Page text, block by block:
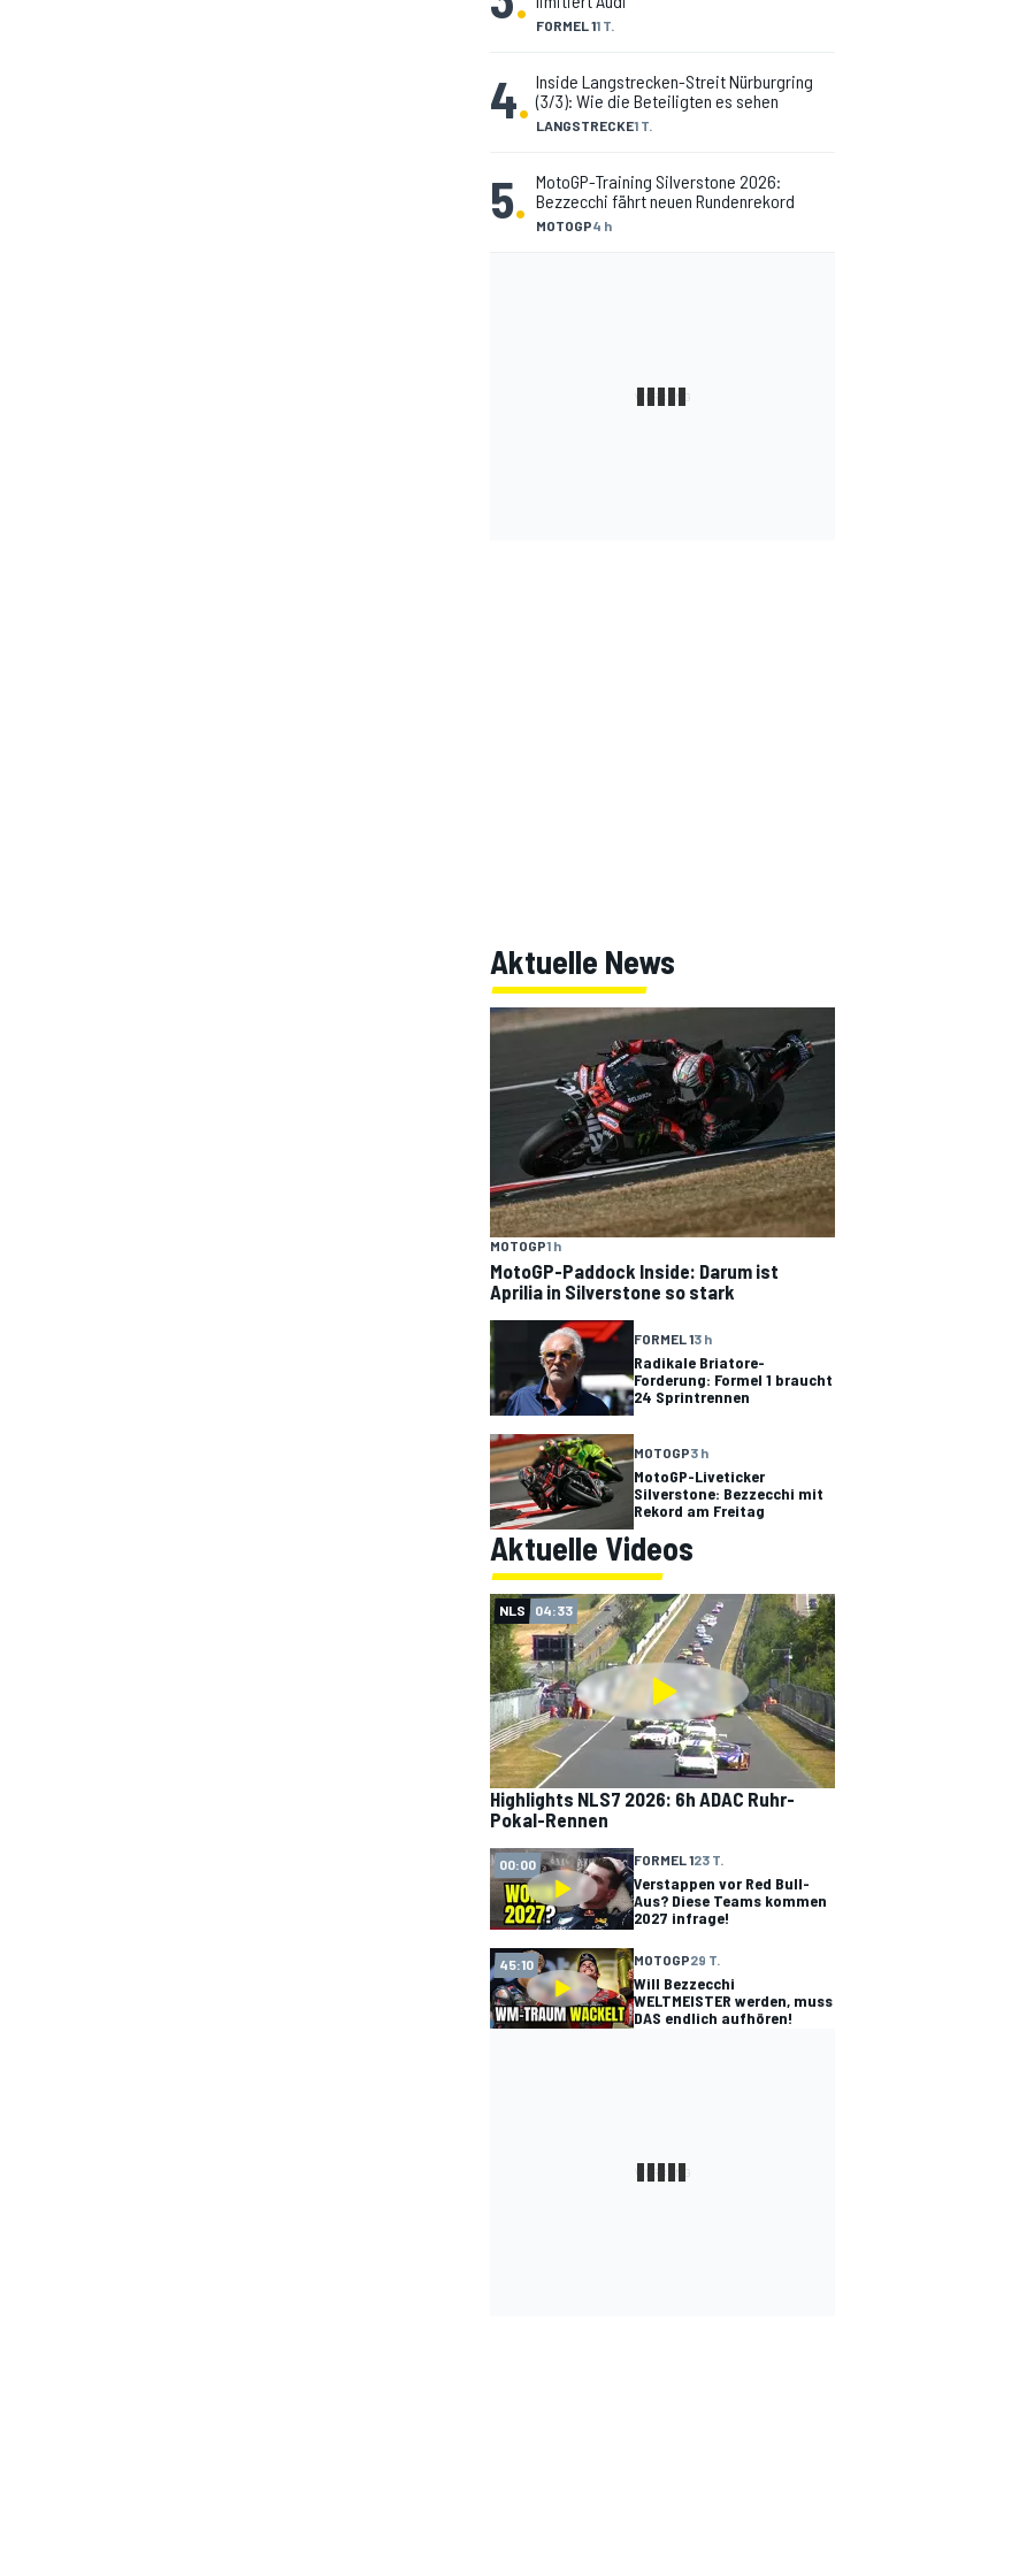
FORMEL 11 T.
4. LANGSTRECKE1 T.
Inside Langstrecken-Streit Nürburgring
(3/3): Wie die Beteiligten es sehen
5. MOTOGP4 h
MotoGP-Training Silverstone 2026:
Bezzecchi fährt neuen Rundenrekord
Aktuelle News
MOTOGP1 h
MotoGP-Paddock Inside: Darum ist
Aprilia in Silverstone so stark
FORMEL 13 h
Radikale Briatore-
Forderung: Formel 1 braucht
24 Sprintrennen
MOTOGP3 h
MotoGP-Liveticker
Silverstone: Bezzecchi mit
Rekord am Freitag
Aktuelle Videos
NLS 04:33
Highlights NLS7 2026: 6h ADAC Ruhr-
Pokal-Rennen
00:00 FORMEL 123 T.
Verstappen vor Red Bull-
Aus? Diese Teams kommen
2027 infrage!
45:10 MOTOGP29 T.
Will Bezzecchi
WELTMEISTER werden, muss
DAS endlich aufhören!